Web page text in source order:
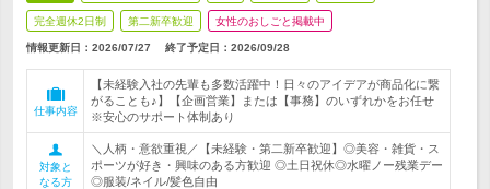
完全週休2日制 第二新卒歓迎 女性のおしごと掲載中
情報更新日：2026/07/27 終了予定日： 2026/09/28
仕事内容
【未経験入社の先輩も多数活躍中！日々のアイデアが商品化に繋
がることも♪】【企画営業】または【事務】のいずれかをお任せ
※安心のサポート体制あり
対象と
なる方
＼人柄・意欲重視／【未経験・第二新卒歓迎】◎美容・雑貨・ス
ポーツが好き・興味のある方歓迎 ◎土日祝休◎水曜ノー残業デー
◎服装/ネイル/髪色自由